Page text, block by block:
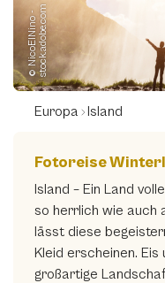
©
N
i
c
o
E
l
N
i
n
o
-
s
t
o
c
k.
a
d
o
b
e.
c
om
Europa Island
Fotoreise
Island – Ein Land
so herrlich wie auch
lässt diese
Kleid erscheinen. Eis
großartige